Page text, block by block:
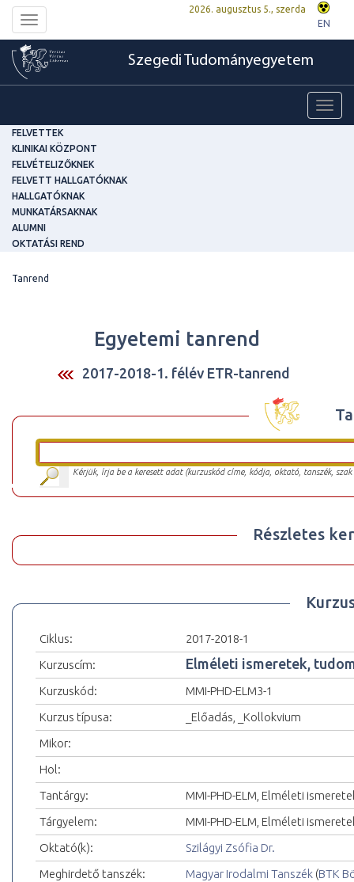
Toggle
navigation
2026. augusztus 5., szerda
EN
Szegedi Tudományegyetem
FELVETTEK
KLINIKAI KÖZPONT
FELVÉTELIZŐKNEK
FELVETT HALLGATÓKNAK
HALLGATÓKNAK
MUNKATÁRSAKNAK
ALUMNI
OKTATÁSI REND
Tanrend
Egyetemi tanrend
2017-2018-1. félév ETR-tanrend
Kérjük, írja be a keresett adat (kurzuskód címe, kódja, oktató, tanszék,
Részletes
Ciklus:
2017-2018-1
Kurzuscím:
Elméleti ismeretek,
Kurzuskód:
MMI-PHD-ELM3-1
Kurzus típusa:
_Előadás, _Kollokvium
Mikor:
Hol:
Tantárgy:
MMI-PHD-ELM, Elméleti
Tárgyelem:
MMI-PHD-ELM, Elméleti
Oktató(k):
Szilágyi Zsófia Dr.
Meghirdető tanszék:
Magyar Irodalmi Tanszék (BTK